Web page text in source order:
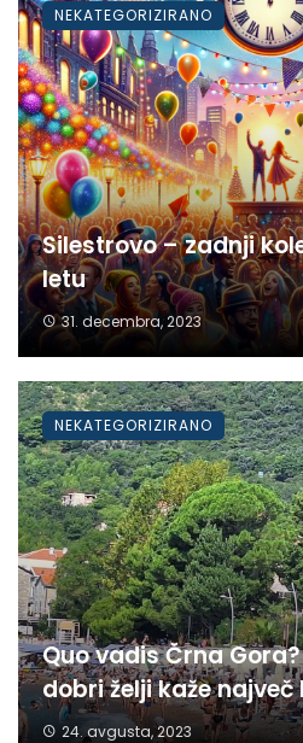
Silestrovo – zadnji
letu
31. decembra, 2023
NEKATEGORIZIRANO
Quo vadis Črna
dobri želji kaže največ
24. avgusta, 2023
NEKATEGORIZIRANO